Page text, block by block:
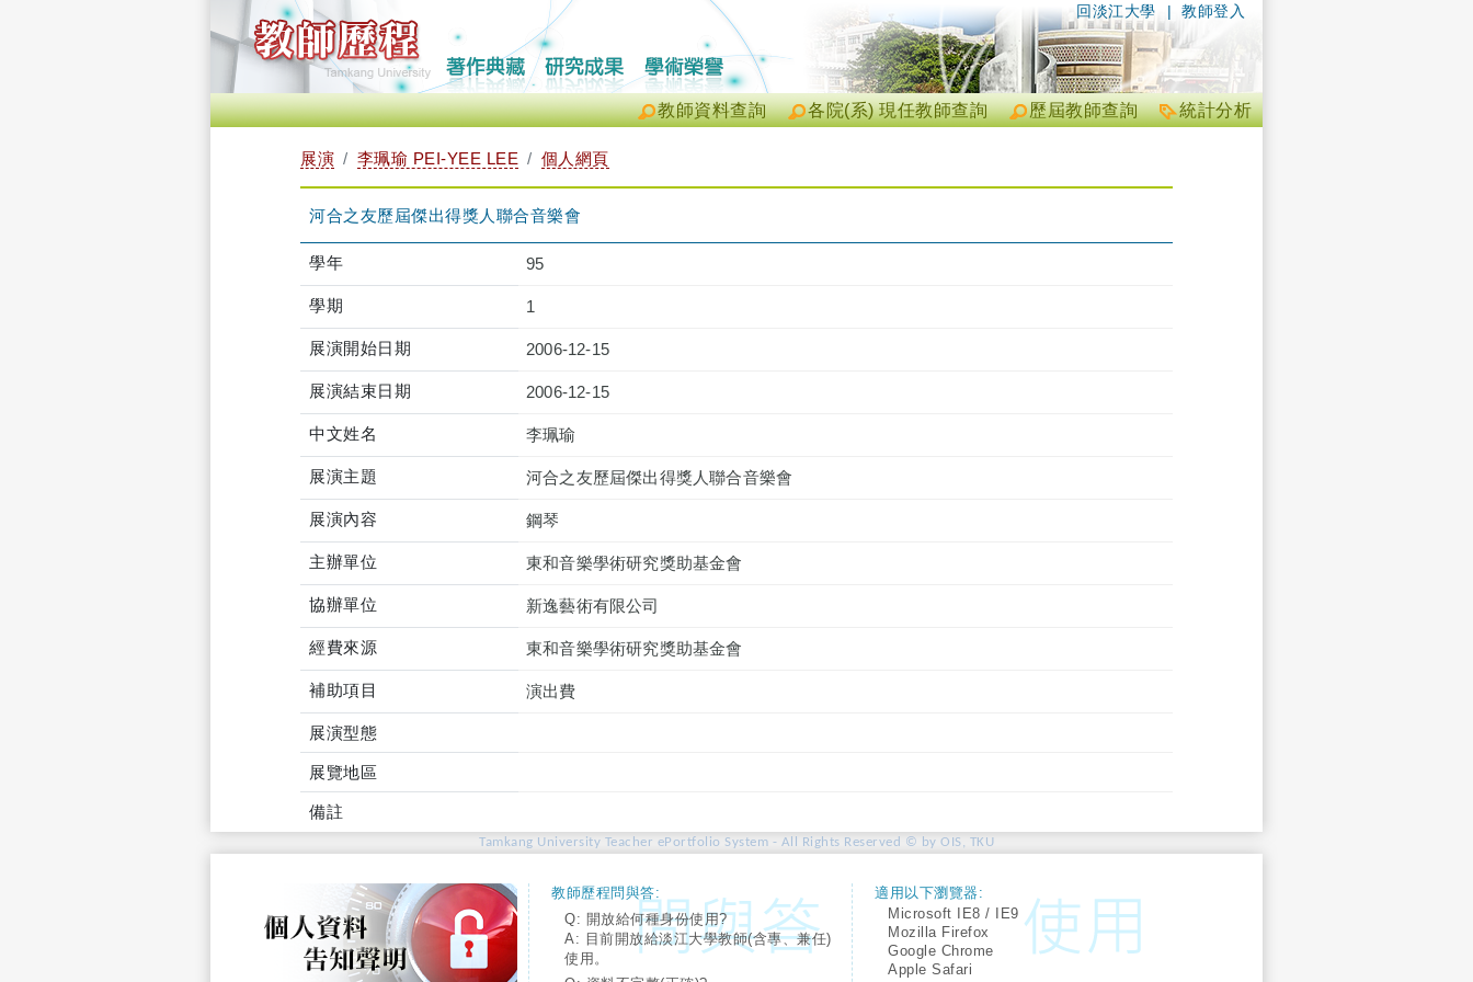
| 教師登入
回淡江大學
統計分析
歷屆教師查詢
各院(系) 現任教師查詢
教師資料查詢
展演 李珮瑜 PEI-YEE LEE 個人網頁
河合之友歷屆傑出得獎人聯合音樂會
學年 95
學期 1
展演開始日期 2006-12-15
展演結束日期 2006-12-15
中文姓名 李珮瑜
展演主題 河合之友歷屆傑出得獎人聯合音樂會
展演內容 鋼琴
主辦單位 東和音樂學術研究獎助基金會
協辦單位 新逸藝術有限公司
經費來源 東和音樂學術研究獎助基金會
補助項目 演出費
展演型態
展覽地區
備註
Tamkang University Teacher ePortfolio System - All Rights Reserved © by OIS, TKU
教師歷程問與答:
Q: 開放給何種身份使用?
A: 目前開放給淡江大學教師(含專、兼任)
使用。
適用以下瀏覽器:
Microsoft IE8 / IE9
Mozilla Firefox
Google Chrome
Apple Safari